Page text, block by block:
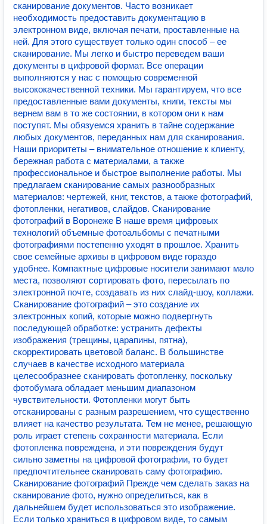
сканирование документов. Часто возникает
необходимость предоставить документацию в
электронном виде, включая печати, проставленные на
ней. Для этого существует только один способ – ее
сканирование. Мы легко и быстро переведем ваши
документы в цифровой формат. Все операции
выполняются у нас с помощью современной
высококачественной техники. Мы гарантируем, что все
предоставленные вами документы, книги, тексты мы
вернем вам в то же состоянии, в котором они к нам
поступят. Мы обязуемся хранить в тайне содержание
любых документов, переданных нам для сканирования.
Наши приоритеты – внимательное отношение к клиенту,
бережная работа с материалами, а также
профессиональное и быстрое выполнение работы. Мы
предлагаем сканирование самых разнообразных
материалов: чертежей, книг, текстов, а также фотографий,
фотопленки, негативов, слайдов. Сканирование
фотографий в Воронеже В наше время цифровых
технологий объемные фотоальбомы с печатными
фотографиями постепенно уходят в прошлое. Хранить
свое семейные архивы в цифровом виде гораздо
удобнее. Компактные цифровые носители занимают мало
места, позволяют сортировать фото, пересылать по
электронной почте, создавать из них слайд-шоу, коллажи.
Сканирование фотографий – это создание их
электронных копий, которые можно подвергнуть
последующей обработке: устранить дефекты
изображения (трещины, царапины, пятна),
скорректировать цветовой баланс. В большинстве
случаев в качестве исходного материала
целесообразнее сканировать фотопленку, поскольку
фотобумага обладает меньшим диапазоном
чувствительности. Фотопленки могут быть
отсканированы с разным разрешением, что существенно
влияет на качество результата. Тем не менее, решающую
роль играет степень сохранности материала. Если
фотопленка повреждена, и эти повреждения будут
сильно заметны на цифровой фотографии, то будет
предпочтительнее сканировать саму фотографию.
Сканирование фотографий Прежде чем сделать заказ на
сканирование фото, нужно определиться, как в
дальнейшем будет использоваться это изображение.
Если только храниться в цифровом виде, то самым